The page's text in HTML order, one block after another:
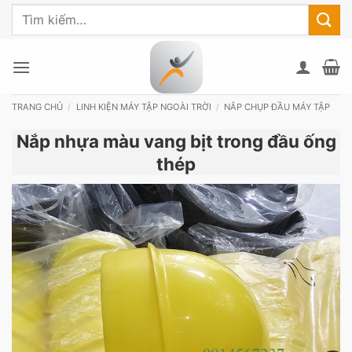
Bỏ
dung
Tìm
TRANG CHỦ / LINH KIỆN MÁY TẬP NGOÀI TRỜI / NẮP CHỤP ĐẦU MÁY TẬP
Nắp nhựa màu vang bịt trong đầu ống
thép